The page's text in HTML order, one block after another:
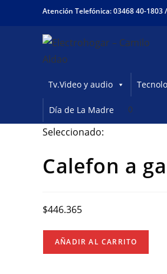
Atención Telefónica: 03468 40-1803 /
Tv.Video y audio
Día de La Madre 0
Seleccionado:
Calefon a
$446.365
Calefon
a
AÑADIR AL CARRITO